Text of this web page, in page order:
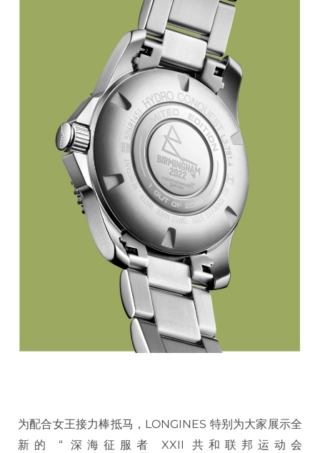
为配合女王接力棒抵马，LONGINES 特别为大家展示全
新的 “ 深海征服者 XXII 共和联邦运动会